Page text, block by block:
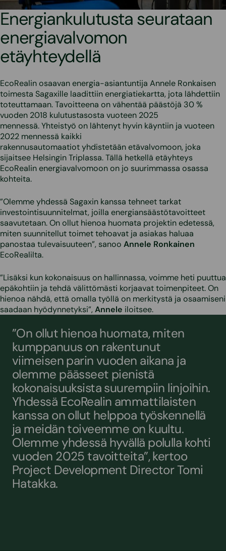
Energiankulutusta seurataan
energiavalvomon
etäyhteydellä
EcoRealin osaavan energia-asiantuntija Annele Ronkaisen
toimesta Sagaxille laadittiin energiatiekartta, jota lähdettiin
toteuttamaan. Tavoitteena on vähentää päästöjä 30 %
vuoden 2018 kulutustasosta vuoteen 2025
mennessä. Yhteistyö on lähtenyt hyvin käyntiin ja vuoteen
2022 mennessä kaikki
rakennusautomaatiot yhdistetään etävalvomoon, joka
sijaitsee Helsingin Triplassa. Tällä hetkellä etäyhteys
EcoRealin energiavalvomoon on jo suurimmassa osassa
kohteita.
”Olemme yhdessä Sagaxin kanssa tehneet tarkat
investointisuunnitelmat, joilla energiansäästötavoitteet
saavutetaan. On ollut hienoa huomata projektin edetessä,
miten suunnitellut toimet tehoavat ja asiakas haluaa
panostaa tulevaisuuteen”, sanoo Annele Ronkainen
EcoRealilta.
”Lisäksi kun kokonaisuus on hallinnassa, voimme heti puuttua
epäkohtiin ja tehdä välittömästi korjaavat toimenpiteet. On
hienoa nähdä, että omalla työllä on merkitystä ja osaamiseni
saadaan hyödynnetyksi”,Annele iloitsee.
”On ollut hienoa huomata, miten
kumppanuus on rakentunut
viimeisen parin vuoden aikana ja
olemme päässeet pienistä
kokonaisuuksista suurempiin linjoihin.
Yhdessä EcoRealin ammattilaisten
kanssa on ollut helppoa työskennellä
ja meidän toiveemme on kuultu.
Olemme yhdessä hyvällä polulla kohti
vuoden 2025 tavoitteita”, kertoo
Project Development Director Tomi
Hatakka.